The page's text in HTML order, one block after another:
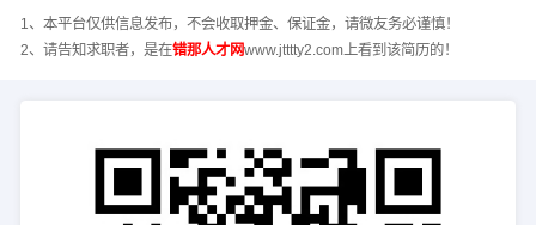
1、本平台仅供信息发布，不会收取押金、保证金，请微友务必谨慎！
2、请告知求职者，是在错那人才网www.jtttty2.com上看到该简历的！